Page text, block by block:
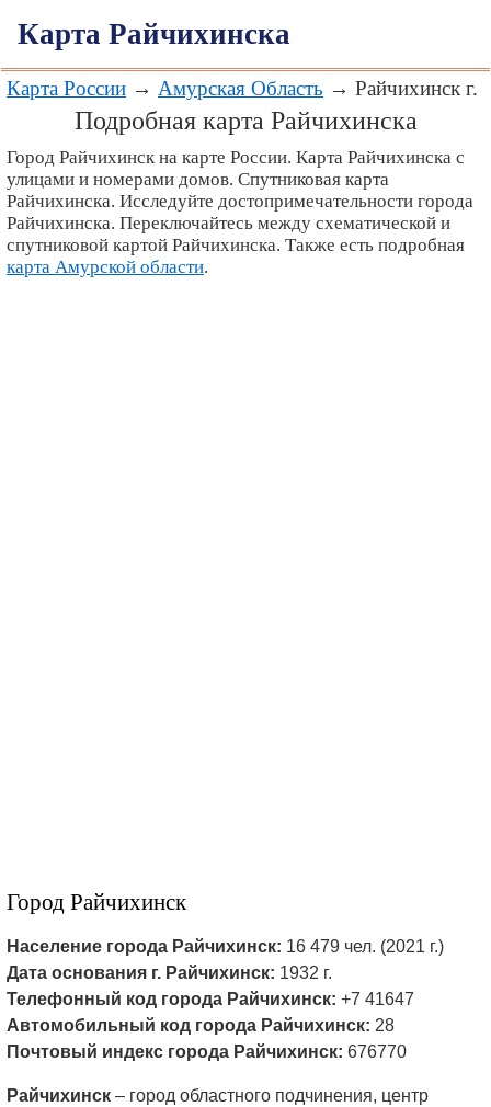
Карта Райчихинска
Карта России → Амурская Область → Райчихинск г.
Подробная карта Райчихинска
Город Райчихинск на карте России. Карта Райчихинска с
улицами и номерами домов. Спутниковая карта
Райчихинска. Исследуйте достопримечательности города
Райчихинска. Переключайтесь между схематической и
спутниковой картой Райчихинска. Также есть подробная
карта Амурской области.
Город Райчихинск
Население города Райчихинск: 16 479 чел. (2021 г.)
Дата основания г. Райчихинск: 1932 г.
Телефонный код города Райчихинск: +7 41647
Автомобильный код города Райчихинск: 28
Почтовый индекс города Райчихинск: 676770
Райчихинск – город областного подчинения, центр